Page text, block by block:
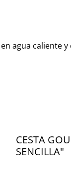
agua caliente
CESTA
SENCILLA"